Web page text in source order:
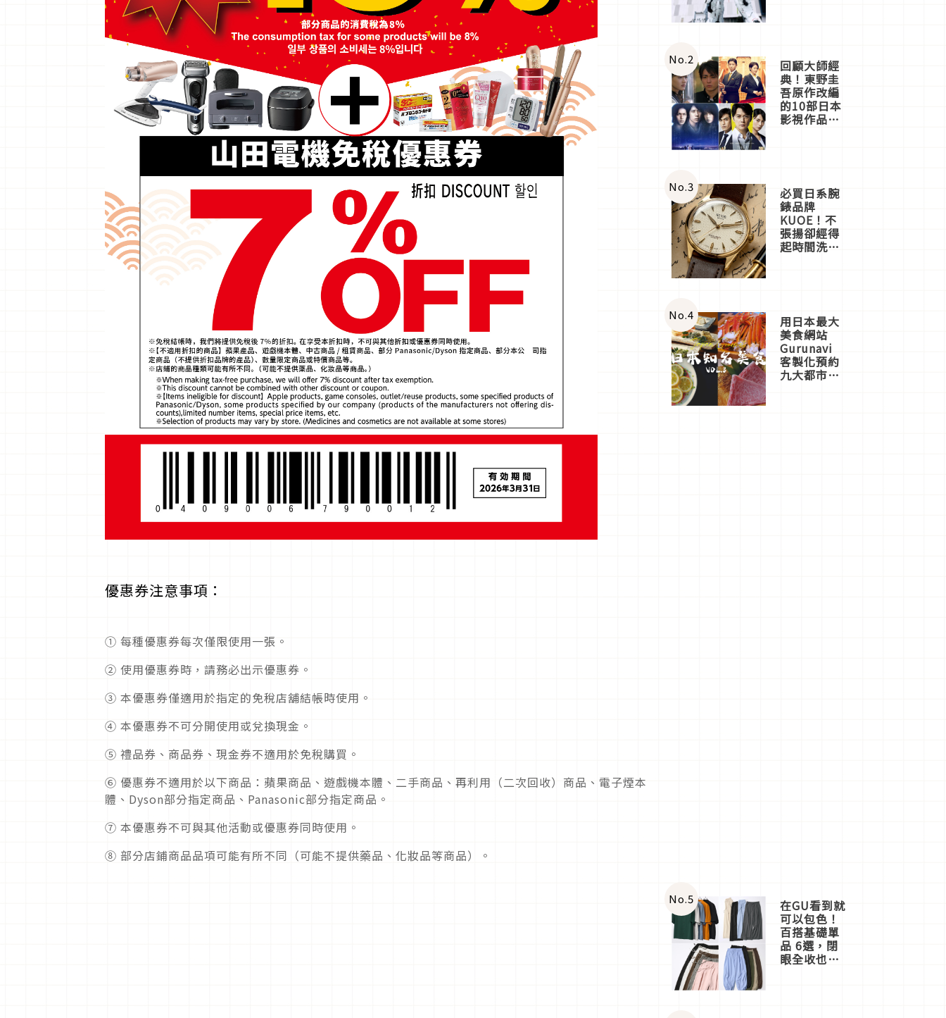
優惠券注意事項：
① 每種優惠券每次僅限使用一張。
➁ 使用優惠券時，請務必出示優惠券。
③ 本優惠券僅適用於指定的免稅店舖結帳時使用。
④ 本優惠券不可分開使用或兌換現金。
⑤ 禮品券、商品券、現金券不適用於免稅購買。
⑥ 優惠券不適用於以下商品：蘋果商品、遊戲機本體、二手商品、再利用（二次回收）商品、電子煙本
體、Dyson部分指定商品、Panasonic部分指定商品。
⑦ 本優惠券不可與其他活動或優惠券同時使用。
⑧ 部分店鋪商品品項可能有所不同（可能不提供藥品、化妝品等商品）。
體驗
No.2 回顧大師經
典！東野圭
吾原作改編
的10部日本
影視作品推
No.3 必買日系腕
錶品牌
KUOE！不
張揚卻經得
起時間洗鍊
No.4 用日本最大
美食網站
Gurunavi
客製化預約
九大都市餐
No.5 在GU看到就
可以包色！
百搭基礎單
品 6選，閉
眼全收也不